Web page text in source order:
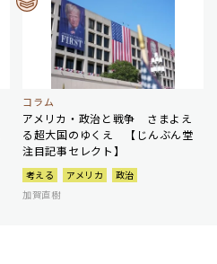
コラム
アメリカ・政治と戦争 さまよえ
る超大国のゆくえ 【じんぶん堂
注目記事セレクト】
考える アメリカ
政治
加賀直樹